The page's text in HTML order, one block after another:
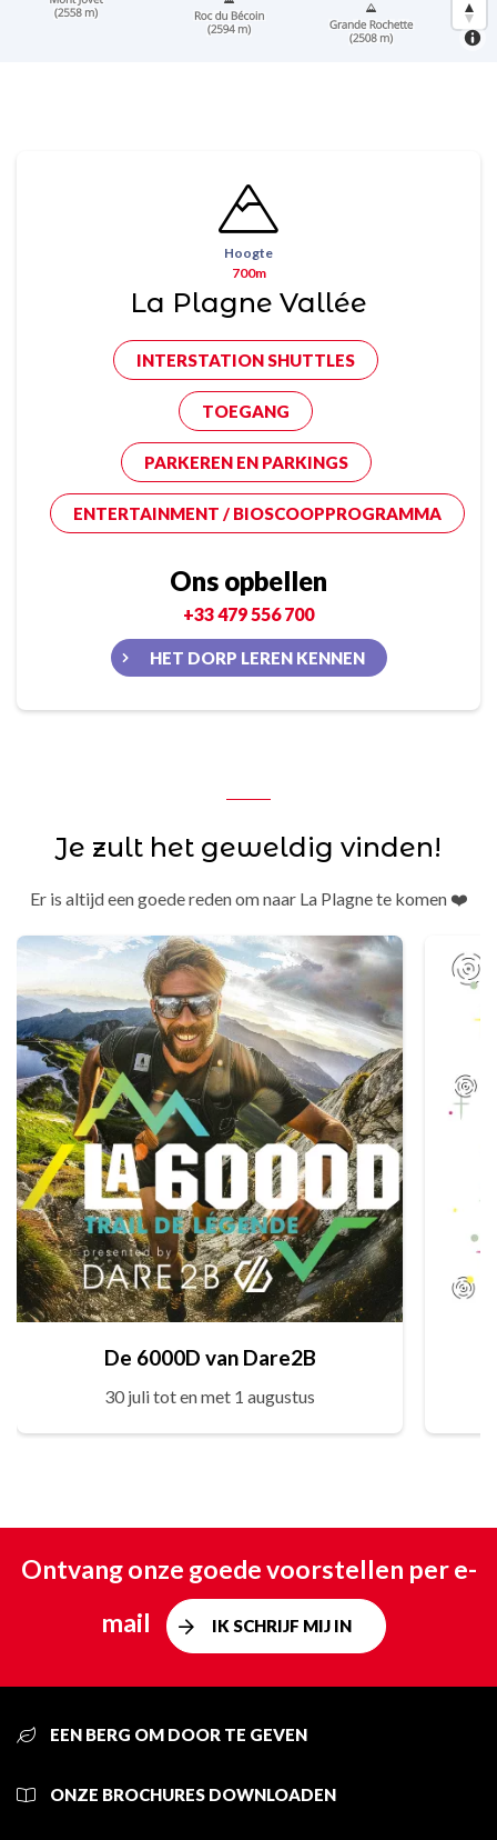
Hoogte
700m
La Plagne Vallée
INTERSTATION SHUTTLES
TOEGANG
PARKEREN EN PARKINGS
ENTERTAINMENT / BIOSCOOPPROGRAMMA
Ons opbellen
+33 479 556 700
HET DORP LEREN KENNEN
Je zult het geweldig vinden!
Er is altijd een goede reden om naar La Plagne te komen ❤️
De 6000D van Dare2B
30 juli tot en met 1 augustus
Ontvang onze goede voorstellen per e-
mail
IK SCHRIJF MIJ IN
EEN BERG OM DOOR TE GEVEN
ONZE BROCHURES DOWNLOADEN